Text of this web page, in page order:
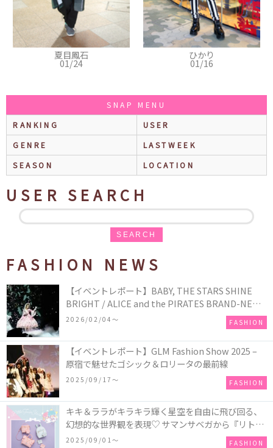
夏目鳳石
01/24
ひかり
01/16
SNAP MENU
RANKING
USER
GENRE
LASTWEEK
SEASON
LOCATION
USER SEARCH
SEARCH
FASHION NEWS
【イベントレポート】BABY, THE STARS SHINE
BRIGHT / ALICE and the PIRATES BRAND-NEW
COLLECTION in TOKYO
2026/02/04〜 FASHION
【イベントレポート】GLM Fashion Show 2025 –
原宿で魅せたゴシック＆ロリータの最前線
2025/09/17〜 FASHION
キキ＆ララがキラキラ輝く星空を自由に飛び回る、
幻想的な世界観を表現♡ サマンサベガから『リトル
ツインスターズ』50周年アニバーサリーイヤー』を
2025/09/01〜 FASHION